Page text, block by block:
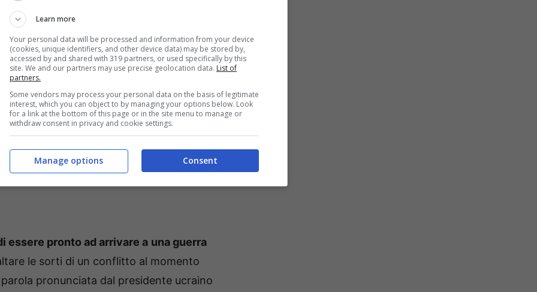
sostiene il
essere prontoad arrivare a una guerra
le sorti di un conflitto al momento
pronunciata dal presidente ucraino
Learn more
Your personal data will be processed and information from your device
(cookies, unique identifiers, and other device data) may be stored by,
accessed by and shared with 319 partners, or used specifically by this
site. We and our partners may use precise geolocation data. List of
partners.
Some vendors may process your personal data on the basis of legitimate
interest, which you can object to by managing your options below. Look
for a link at the bottom of this page or in the site menu to manage or
withdraw consent in privacy and cookie settings.
Consent
Manage options